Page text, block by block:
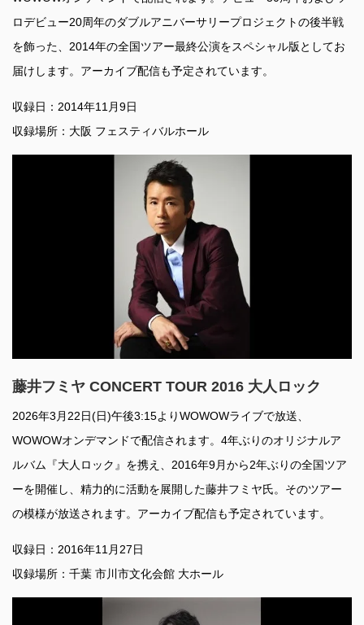
ロデビュー20周年のダブルアニバーサリープロジェクトの後半戦
を飾った、2014年の全国ツアー最終公演をスペシャル版としてお
届けします。アーカイブ配信も予定されています。
収録日：2014年11月9日
収録場所：大阪 フェスティバルホール
藤井フミヤ CONCERT TOUR 2016 大人ロック
2026年3月22日(日)午後3:15よりWOWOWライブで放送、
WOWOWオンデマンドで配信されます。4年ぶりのオリジナルア
ルバム『大人ロック』を携え、2016年9月から2年ぶりの全国ツア
ーを開催し、精力的に活動を展開した藤井フミヤ氏。そのツアー
の模様が放送されます。アーカイブ配信も予定されています。
収録日：2016年11月27日
収録場所：千葉 市川市文化会館 大ホール